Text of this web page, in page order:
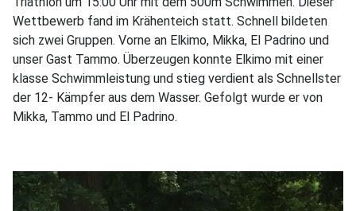
Wettbewerb fand im Krähenteich statt. Schnell bildeten
sich zwei Gruppen. Vorne an Elkimo, Mikka, El Padrino und
unser Gast Tammo. Überzeugen konnte Elkimo mit einer
klasse Schwimmleistung und stieg verdient als Schnellster
der 12- Kämpfer aus dem Wasser. Gefolgt wurde er von
Mikka, Tammo und El Padrino.